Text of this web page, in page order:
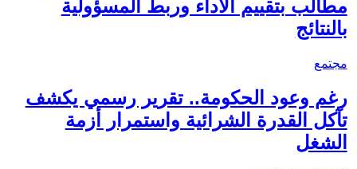
مطالب بتقييم الأداء وربط المسؤولية
بالنتائج
مجتمع
رغم وعود الحكومة.. تقرير رسمي يكشف
تآكل القدرة الشرائية واستمرار أزمة
الشغل